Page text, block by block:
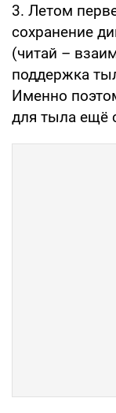
3. Летом
сохранение
(читай –
поддержка
Именно
для тыла ещё